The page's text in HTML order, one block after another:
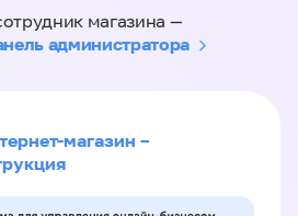
магазина —
администратора
магазин –